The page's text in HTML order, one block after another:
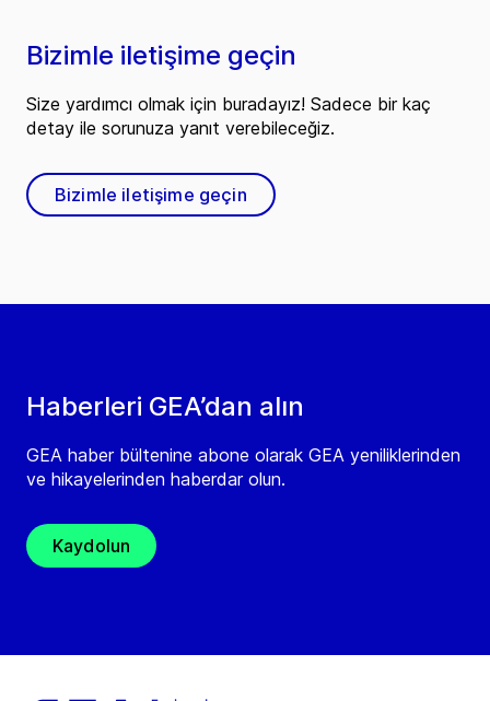
Haberleri GEA’dan alın
GEA haber bültenine abone olarak GEA yeniliklerinden
ve hikayelerinden haberdar olun.
Kaydolun
Bizimle iletişime geçin
Size yardımcı olmak için buradayız! Sadece bir kaç
detay ile sorunuza yanıt verebileceğiz.
Bizimle iletişime geçin